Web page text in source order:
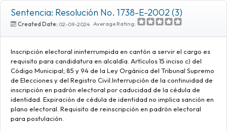
Sentencia: Resolución No. 1738-E-2002 (3)
Created Date: 02-09-2024 Average Rating:
Inscripción electoral ininterrumpida en cantón a servir el cargo es
requisito para candidatura en alcaldía. Artículos 15 inciso c) del
Código Municipal; 85 y 94 de la Ley Orgánica del Tribunal Supremo
de Elecciones y del Registro Civil.Interrupción de la continuidad de
inscripción en padrón electoral por caducidad de la cédula de
identidad. Expiración de cédula de identidad no implica sanción en
plano electoral. Requisito de reinscripción en padrón electoral
para postulación.